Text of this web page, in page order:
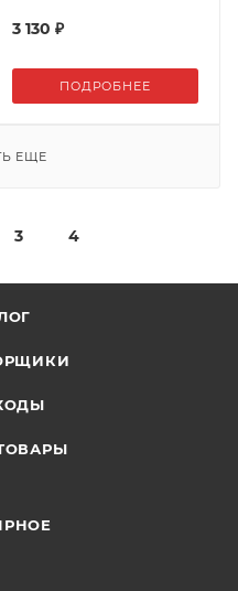
3 130 ₽
ПОДРОБНЕЕ
ЕЩЕ
3 4